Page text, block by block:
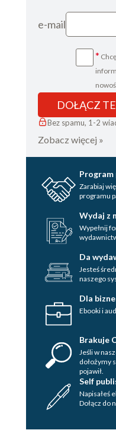
e-mail
*
DOŁĄCZ
Bez spamu, 1-2
Zobacz więcej »
Zarabiaj
programu
Wydaj z
Wypełnij
Da
Jesteś
naszego
Dla
Ebooki i
Brakuje
Jeśli w
dołożymy
pojawił.
Self
Napisałeś
Dołącz do